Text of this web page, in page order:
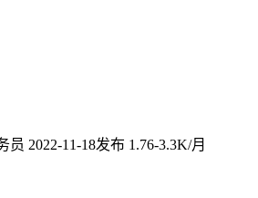
员 2022-11-18发布 1.76-3.3K/月